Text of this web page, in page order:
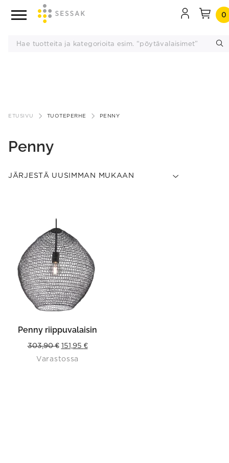
sisältöön
0
ETUSIVU TUOTEPERHE PENNY
Penny
Penny riippuvalaisin
303,90€ Original
price
151,95 €Current
Varastossa